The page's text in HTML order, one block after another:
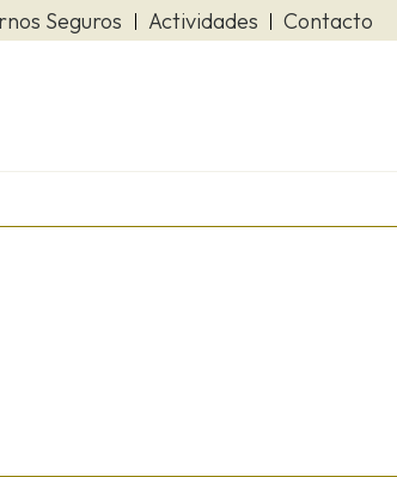
Seguros Actividades Contacto